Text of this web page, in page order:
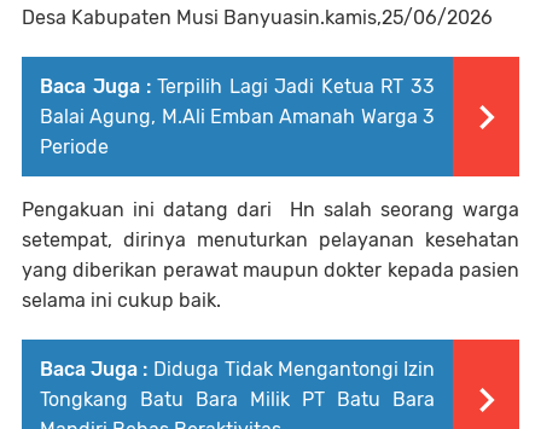
Desa Kabupaten Musi Banyuasin.kamis,25/06/2026
Baca Juga : Terpilih Lagi Jadi Ketua RT 33
Balai Agung, M.Ali Emban Amanah Warga 3
Periode
Pengakuan ini datang dari Hn salah seorang warga
setempat, dirinya menuturkan pelayanan kesehatan
yang diberikan perawat maupun dokter kepada pasien
selama ini cukup baik.
Baca Juga : Diduga Tidak Mengantongi Izin
Tongkang Batu Bara Milik PT Batu Bara